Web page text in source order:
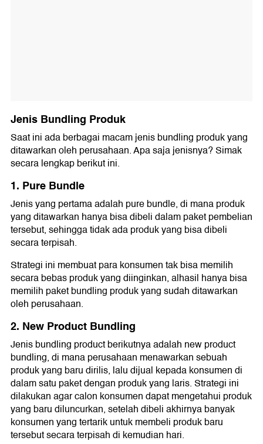
Jenis Bundling Produk
Saat ini ada berbagai macam jenis bundling produk yang
ditawarkan oleh perusahaan. Apa saja jenisnya? Simak
secara lengkap berikut ini.
1. Pure Bundle
Jenis yang pertama adalah pure bundle, di mana produk
yang ditawarkan hanya bisa dibeli dalam paket pembelian
tersebut, sehingga tidak ada produk yang bisa dibeli
secara terpisah.
Strategi ini membuat para konsumen tak bisa memilih
secara bebas produk yang diinginkan, alhasil hanya bisa
memilih paket bundling produk yang sudah ditawarkan
oleh perusahaan.
2. New Product Bundling
Jenis bundling product berikutnya adalah new product
bundling, di mana perusahaan menawarkan sebuah
produk yang baru dirilis, lalu dijual kepada konsumen di
dalam satu paket dengan produk yang laris. Strategi ini
dilakukan agar calon konsumen dapat mengetahui produk
yang baru diluncurkan, setelah dibeli akhirnya banyak
konsumen yang tertarik untuk membeli produk baru
tersebut secara terpisah di kemudian hari.